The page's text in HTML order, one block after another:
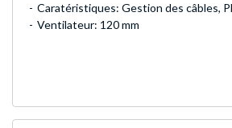
Caratéristiques: Gestion des câbles,
Ventilateur: 120 mm